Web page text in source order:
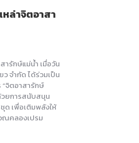
หล่าจิตอาสา
ารักษ์แม่น้ำ เมื่อวัน
จำกัด ได้ร่วมเป็น
จิตอาสารักษ์
วยการสนับสนุน
ด เพื่อเติมพลังให้
ณคลองเปรม